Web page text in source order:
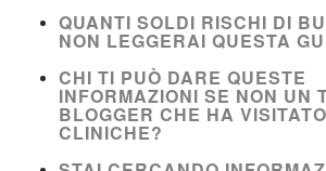
QUANTI SOLDI RISCHI DI
NON LEGGERAI QUESTA
CHI TI PUÒ DARE QUESTE
INFORMAZIONI SE NON UN
BLOGGER CHE HA
CLINICHE?